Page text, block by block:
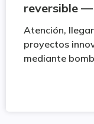
reversible
Atención,
proyectos
mediante